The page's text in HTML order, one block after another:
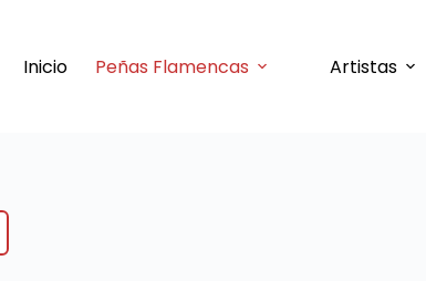
Inicio Peñas Flamencas Artistas